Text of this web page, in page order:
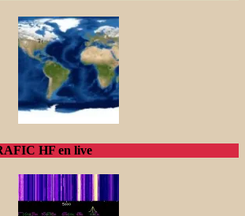
HF en live